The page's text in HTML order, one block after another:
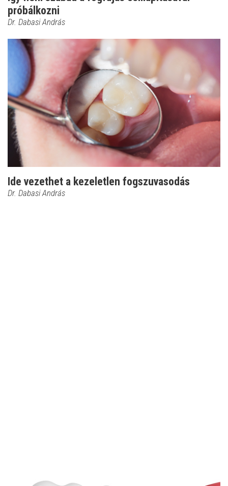
próbálkozni
Dr. Dabasi András
Ide vezethet a kezeletlen fogszuvasodás
Dr. Dabasi András